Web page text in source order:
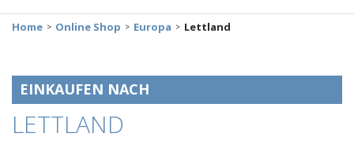
Home Online Shop Europa Lettland
LETTLAND
EINKAUFEN NACH